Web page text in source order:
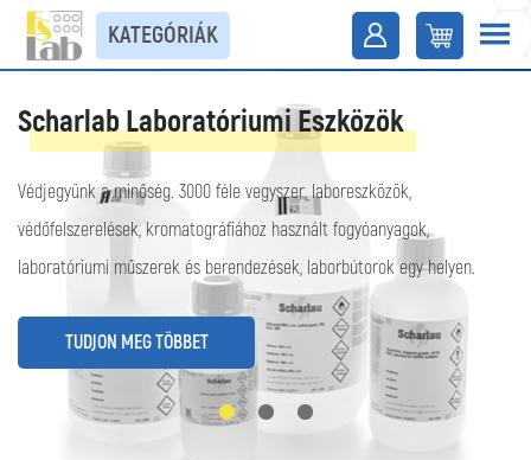
KATEGÓRIÁK
Scharlab Laboratóriumi Eszközök
Védjegyünk a minőség. 3000 féle vegyszer, laboreszközök,
védőfelszerelések, kromatográfiához használt fogyóanyagok,
laboratóriumi műszerek és berendezések, laborbútorok egy helyen.
TUDJON MEG TÖBBET